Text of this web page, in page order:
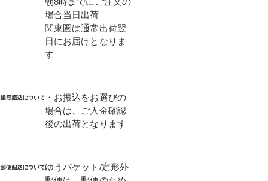
場合当日出荷
関東圏は通常出荷翌
日にお届けとなりま
す
・お振込をお選びの
場合は、ご入金確認
後の出荷となります
ゆうパケット/定形外